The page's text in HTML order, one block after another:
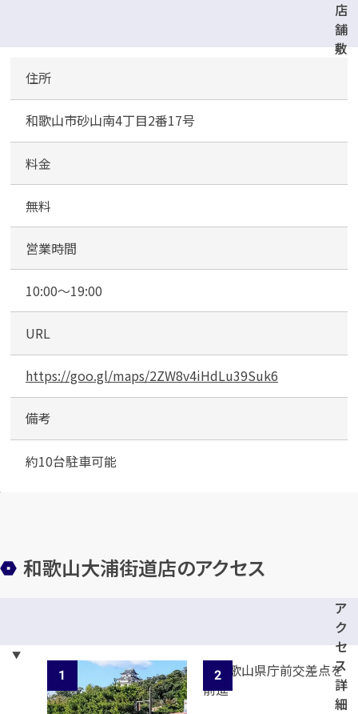
店
舗
敷
無
駐
場
住所
和歌山市砂山南4丁目2番17号
料金
無料
営業時間
10:00～19:00
URL
https://goo.gl/maps/2ZW8v4iHdLu39Suk6
備考
約10台駐車可能
和歌山大浦街道店のアクセス
ア
ク
セ
ス
詳
細